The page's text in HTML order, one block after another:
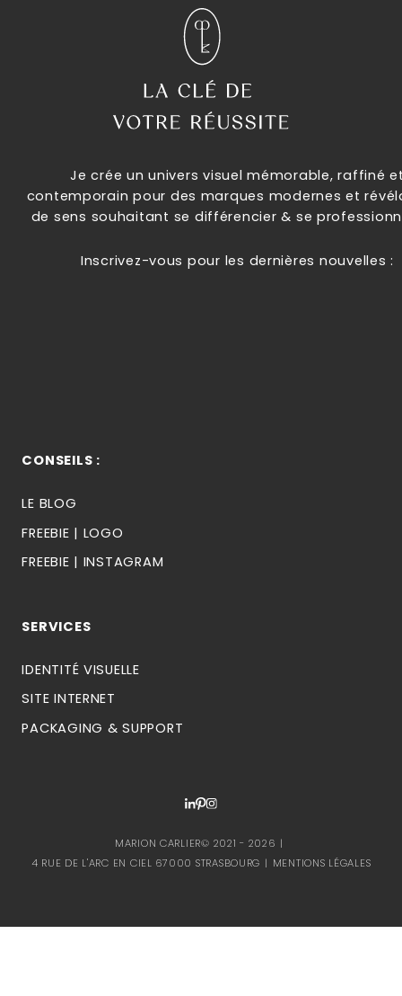
CONSEILS :
LE BLOG
FREEBIE | LOGO
FREEBIE | INSTAGRAM
Je crée un univers visuel mémorable, raffiné
contemporain pour des marques modernes et
de sens souhaitant se différencier & se
Inscrivez-vous pour les dernières nouvelles :
SERVICES
IDENTITÉ VISUELLE
SITE INTERNET
PACKAGING & SUPPORT
MARION CARLIER© 2021 - 2026
4 RUE DE L'ARC EN CIEL 67000 STRASBOURG
MENTIONS LÉGALES